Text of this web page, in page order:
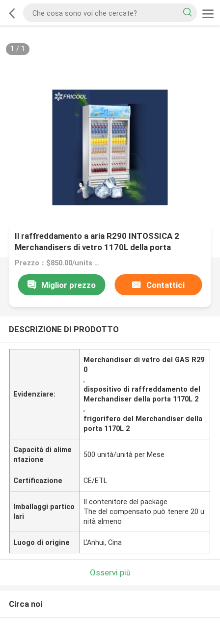
1 / 1
Il raffreddamento a aria R290 INTOSSICA 2
Merchandisers di vetro 1170L della porta
Prezzo：$850.00/units 1-4 units
Miglior prezzo Contattici
DESCRIZIONE DI PRODOTTO
Evidenziare:
Merchandiser di vetro del GAS R29
0
,
dispositivo di raffreddamento del
Merchandiser della porta 1170L 2
,
frigorifero del Merchandiser della
porta 1170L 2
Capacità di alime
ntazione
500 unità/unità per Mese
Certificazione CE/ETL
Imballaggi partico
lari
Il contenitore del package
The del compensato può tenere 20 u
nità almeno
Luogo di origine L'Anhui, Cina
Osservi più
Circa noi